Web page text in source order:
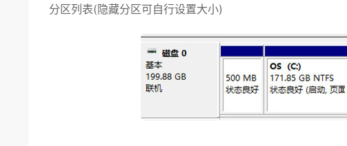
分区列表(隐藏分区可自行设置大小)